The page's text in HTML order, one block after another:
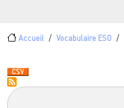
Fil d'Ariane
Accueil Vocabulaire ESO